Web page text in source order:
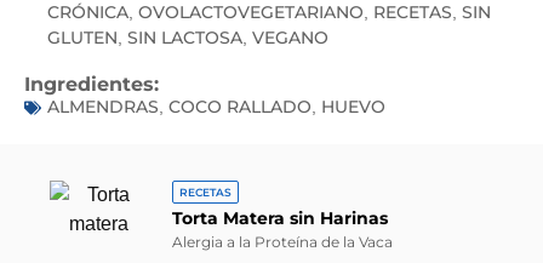
CRÓNICA OVOLACTOVEGETARIANO RECETAS SIN
GLUTEN SIN LACTOSA VEGANO
Ingredientes:
ALMENDRAS COCO RALLADO HUEVO
RECETAS
Torta Matera sin Harinas
Alergia a la Proteína de la Vaca